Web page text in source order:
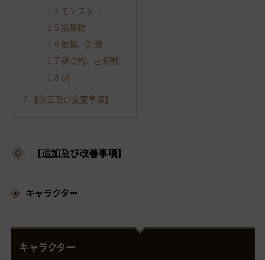
1.4 モンスター
1.5 搭乗物
1.6 依頼、知識
1.7 拠点戦、占領戦
1.8 UI
2.【修正及び変更事項】
【追加及び改善事項】
キャラクター
キャラクター